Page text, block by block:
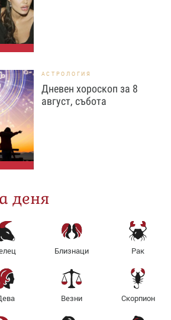
АСТРОЛОГИЯ
Дневен хороскоп за 8
август, събота
деня
Близнаци Рак
Везни Скорпион